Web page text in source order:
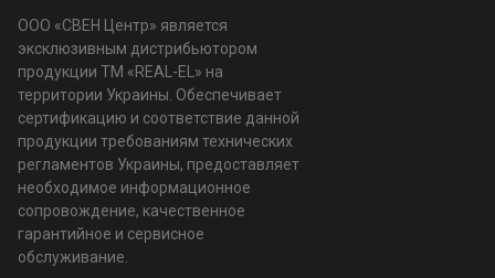
ООО «СВЕН Центр» является
эксклюзивным дистрибьютором
продукции ТМ «REAL-EL» на
территории Украины. Обеспечивает
сертификацию и соответствие данной
продукции требованиям технических
регламентов Украины, предоставляет
необходимое информационное
сопровождение, качественное
гарантийное и сервисное
обслуживание.